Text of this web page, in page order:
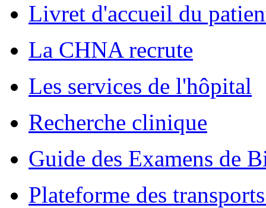
Livret d'accueil du
La CHNA recrute
Les services de l'hôpital
Recherche clinique
Guide des Examens de
Plateforme des